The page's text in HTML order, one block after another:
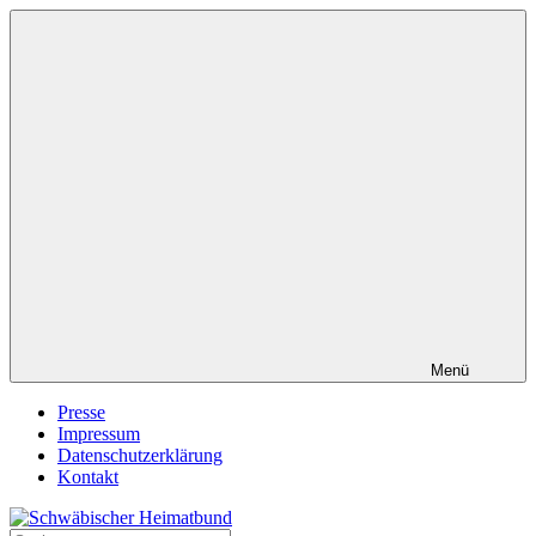
Zum
Menü
Presse
Impressum
Datenschutzerklärung
Kontakt